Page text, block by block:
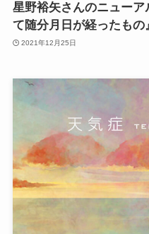
星野裕矢さんのニュー
て随分月日が経ったもの
2021年12月25日